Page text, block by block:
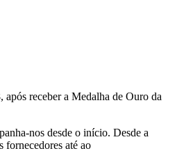
após receber a Medalha de Ouro da
nos desde o início. Desde a
fornecedores até ao